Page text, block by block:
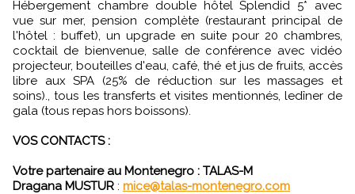
Hébergement chambre double hôtel Splendid 5* avec
vue sur mer, pension complète (restaurant principal de
l'hôtel : buffet), un upgrade en suite pour 20 chambres,
cocktail de bienvenue, salle de conférence avec vidéo
projecteur, bouteilles d'eau, café, thé et jus de fruits, accès
libre aux SPA (25% de réduction sur les massages et
soins)., tous les transferts et visites mentionnés, ledîner de
gala (tous repas hors boissons).
VOS CONTACTS :
Votre partenaire au Montenegro : TALAS-M
Dragana MUSTUR : mice@talas-montenegro.com